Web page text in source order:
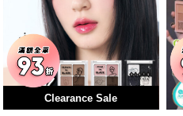
Clearance Sale